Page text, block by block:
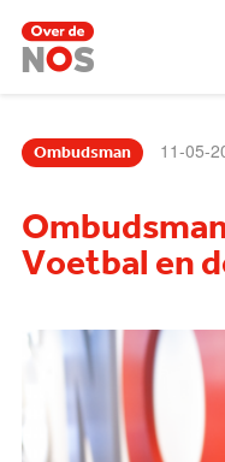
Ombudsman 11-05-
Voetbal en